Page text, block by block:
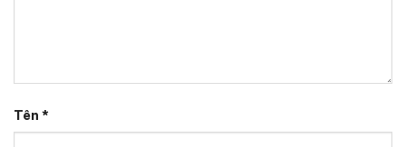
Tên *